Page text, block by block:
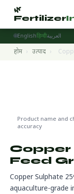
🌿
Fertilizer
🌐Englishहिन्दीالعربية
होम › उत्पाद ›
Product name and
accuracy
Copper
Feed
Copper Sulphate
aquaculture-grade